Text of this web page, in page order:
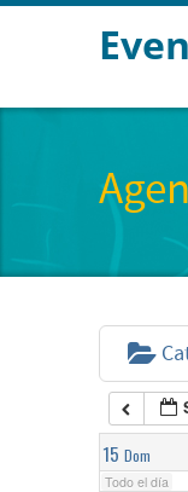
15 Dom
Todo el día
4:00 am
6:00 am
7:00 am